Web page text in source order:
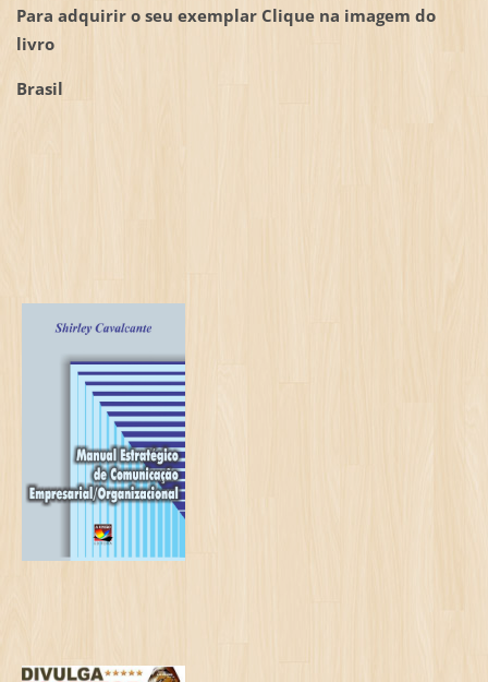
Para adquirir o seu exemplar Clique na imagem do
livro
Brasil